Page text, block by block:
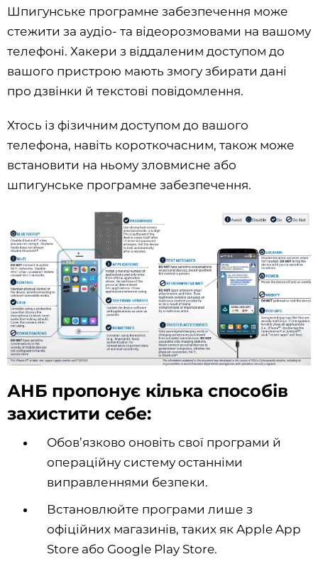
Шпигунське програмне забезпечення може
стежити за аудіо- та відеорозмовами на вашому
телефоні. Хакери з віддаленим доступом до
вашого пристрою мають змогу збирати дані
про дзвінки й текстові повідомлення.
Хтось із фізичним доступом до вашого
телефона, навіть короткочасним, також може
встановити на ньому зловмисне або
шпигунське програмне забезпечення.
АНБ пропонує кілька способів
захистити себе:
Обов’язково оновіть свої програми й
операційну систему останніми
виправленнями безпеки.
Встановлюйте програми лише з
офіційних магазинів, таких як Apple App
Store або Google Play Store.